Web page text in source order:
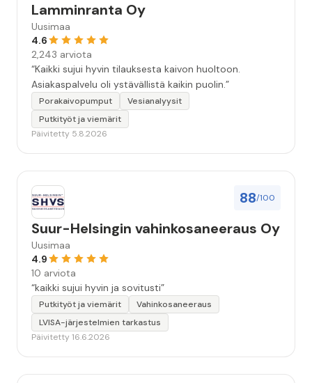
Lamminranta Oy
Uusimaa
4.6
2,243 arviota
“Kaikki sujui hyvin tilauksesta kaivon huoltoon.
Asiakaspalvelu oli ystävällistä kaikin puolin.”
Porakaivopumput
Vesianalyysit
Putkityöt ja viemärit
Päivitetty 5.8.2026
88/100
Suur-Helsingin vahinkosaneeraus Oy
Uusimaa
4.9
10 arviota
“kaikki sujui hyvin ja sovitusti”
Putkityöt ja viemärit
Vahinkosaneeraus
LVISA-järjestelmien tarkastus
Päivitetty 16.6.2026